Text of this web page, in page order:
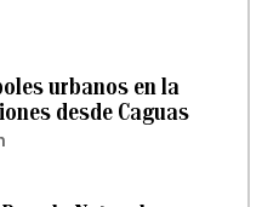
urbanos en la
desde Caguas